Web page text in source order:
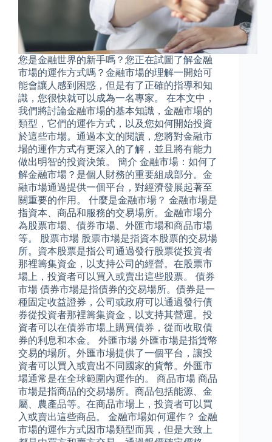
您是金融世界的新手嗎？您正在試圖了解金融
市場的運作方式嗎？金融市場的理解一開始可
能會讓人感到困惑，但是有了正確的指導和知
識，您很快就可以成為一名專家。 在本文中，
我們將討論金融市場的基本知識，金融市場的
類型，它們的運作方式，以及您如何開始投資
於這些市場。通過本文的閱讀，您將對金融市
場的運作方式有更深入的了解，並且將有能力
做出明智的投資決策。 簡介 金融市場：如何了
解金融市場？是個人財務的重要組成部分。金
融市場通過提供一個平台，對經濟發展起著至
關重要的作用。 什麼是金融市場？ 金融市場是
指資本、商品和服務的交易場所。金融市場分
為股票市場、債券市場、外匯市場和商品市場
等。 股票市場 股票市場是指資本股票的交易場
所。資本股票是指公司通過發行股票從投資者
那裡籌集資金，以支持公司的經營。在股票市
場上，投資者可以買入或賣出這些股票。 債券
市場 債券市場是指債券的交易場所。債券是一
種固定收益證券，公司或政府可以通過發行債
券從投資者那裡籌集資金，以支持其營運。投
資者可以在債券市場上購買債券，從而收取債
券的利息和本金。 外匯市場 外匯市場是指貨幣
交易的場所。外匯市場提供了一個平台，讓投
資者可以買入或賣出不同國家的貨幣。外匯市
場通常是在全球範圍內運作的。 商品市場 商品
市場是指商品的交易場所。商品包括能源、金
屬、農產品等。在商品市場上，投資者可以買
入或賣出這些商品。 金融市場如何運作？ 金融
市場的運作方式因市場類型而異，但是大致上